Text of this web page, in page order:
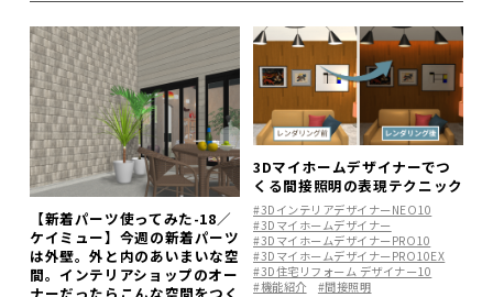
【新着パーツ使ってみた-18／
ケイミュー】今週の新着パーツ
は外壁。外と内のあいまいな空
間。インテリアショップのオー
3Dマイホームデザイナーでつ
くる間接照明の表現テクニック
#3DインテリアデザイナーNEO10
#3Dマイホームデザイナー
#3DマイホームデザイナーPRO10
#3DマイホームデザイナーPRO10EX
#3D住宅リフォーム デザイナー10
#機能紹介
#間接照明